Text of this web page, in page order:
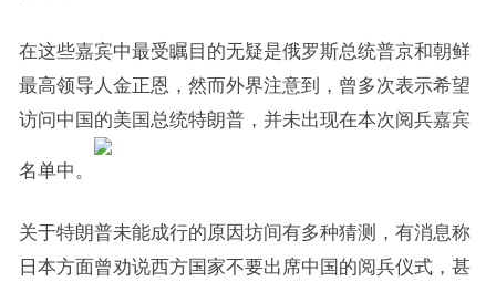
在这些嘉宾中最受瞩目的无疑是俄罗斯总统普京和朝鲜
最高领导人金正恩，然而外界注意到，曾多次表示希望
访问中国的美国总统特朗普，并未出现在本次阅兵嘉宾
名单中。
关于特朗普未能成行的原因坊间有多种猜测，有消息称
日本方面曾劝说西方国家不要出席中国的阅兵仪式，甚